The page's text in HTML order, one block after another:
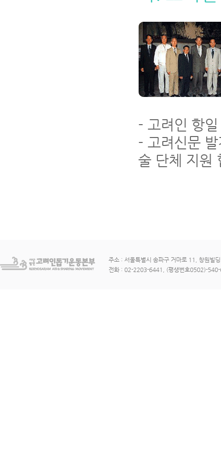
- 고려인 항
- 고려신문
술 단체 지원
주소 : 서울특별시 송파구 거마로 11, 창원빌
전화 : 02-2203-6441, (평생번호0502)-